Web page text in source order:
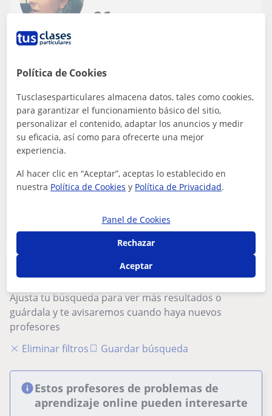
8€
Ferrol
Se imparten clases a alumnos con
problemas de aprendizaje o THDA
Licenciada con amplia experiencia imparte clases
particulares a alumnos con problemas o dificultades de
atención o concentración.Se realiza...
Ajusta tu búsqueda para ver más resultados o
guárdala y te avisaremos cuando haya nuevos
profesores
Eliminar filtros
Guardar búsqueda
Estos profesores de problemas de
aprendizaje online pueden interesarte
Política de Cookies
Tusclasesparticulares almacena datos, tales como cookies,
para garantizar el funcionamiento básico del sitio,
personalizar el contenido, adaptar los anuncios y medir
su eficacia, así como para ofrecerte una mejor
experiencia.
Al hacer clic en “Aceptar”, aceptas lo establecido en
nuestra Política de Cookies y Política de Privacidad.
Panel de Cookies
Rechazar
Aceptar